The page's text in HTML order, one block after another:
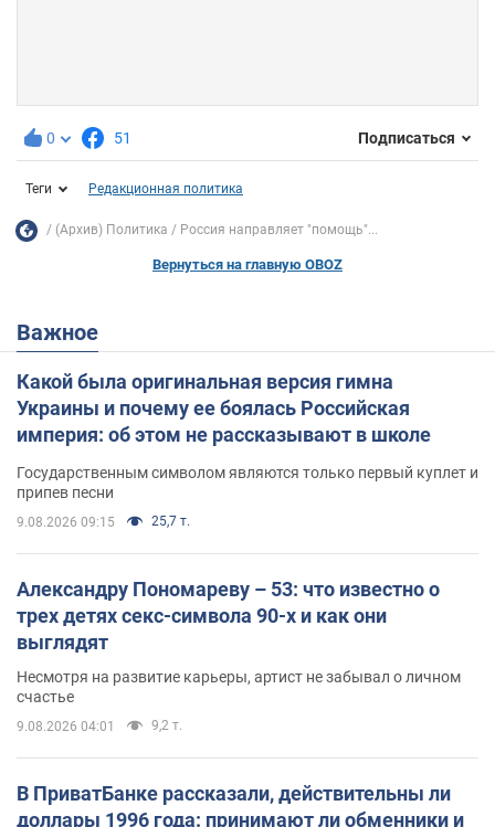
0 51 Подписаться
Теги Редакционная политика
(Архив) Политика Россия направляет "помощь"...
Вернуться на главную OBOZ
Важное
Какой была оригинальная версия гимна
Украины и почему ее боялась Российская
империя: об этом не рассказывают в школе
Государственным символом являются только первый куплет и
припев песни
9.08.2026 09:15 25,7 т.
Александру Пономареву – 53: что известно о
трех детях секс-символа 90-х и как они
выглядят
Несмотря на развитие карьеры, артист не забывал о личном
счастье
9.08.2026 04:01 9,2 т.
В ПриватБанке рассказали, действительны ли
доллары 1996 года: принимают ли обменники и